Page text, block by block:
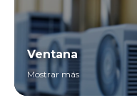
Ventana
Mostrar más